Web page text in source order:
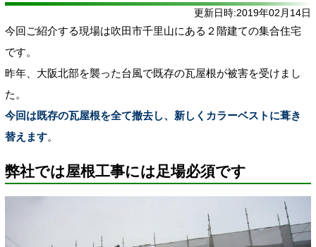
更新日時:2019年02月14日
今回ご紹介する現場は吹田市千里山にある２階建ての集合住宅
です。
昨年、大阪北部を襲った台風で既存の瓦屋根が被害を受けまし
た。
今回は既存の瓦屋根を全て撤去し、新しくカラーベストに葺き
替えます。
弊社では屋根工事には足場必須です